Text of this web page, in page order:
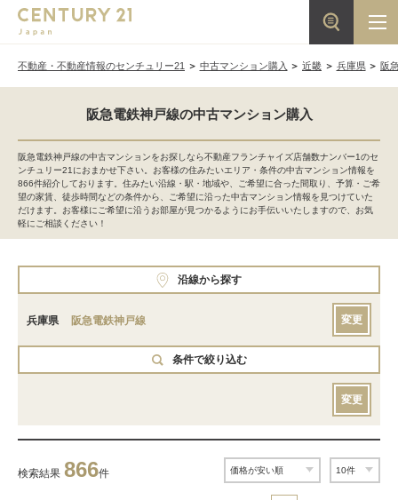
不動産・不動産情報のセンチュリー21 中古マンション購入 近畿 兵庫県 阪
阪急電鉄神戸線の中古マンション購入
阪急電鉄神戸線の中古マンションをお探しなら不動産フランチャイズ店舗数ナンバー1のセ
ンチュリー21におまかせ下さい。お客様の住みたいエリア・条件の中古マンション情報を
866件紹介しております。住みたい沿線・駅・地域や、ご希望に合った間取り、予算・ご希
望の家賃、徒歩時間などの条件から、ご希望に沿った中古マンション情報を見つけていた
だけます。お客様にご希望に沿うお部屋が見つかるようにお手伝いいたしますので、お気
軽にご相談ください！
沿線から探す
兵庫県 阪急電鉄神戸線 変更
条件で絞り込む
変更
検索結果 866件